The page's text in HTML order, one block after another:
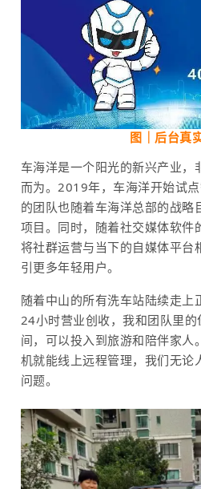
图｜后台真
车海洋是一个阳光的新兴产业，
而为。2019年，车海洋开始试
的团队也随着车海洋总部的战略
项目。同时，随着社交媒体软件
将社群运营与当下的自媒体平台
引更多年轻用户。
随着中山的所有洗车站陆续走上
24小时营业创收，我和团队里
间，可以投入到旅游和陪伴家人
机就能线上远程管理，我们无论
问题。